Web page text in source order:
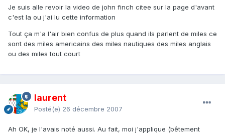
Je suis alle revoir la video de john finch citee sur la page d'avant
c'est la ou j'ai lu cette information
Tout ça m'a l'air bien confus de plus quand ils parlent de miles ce
sont des miles americains des miles nautiques des miles anglais
ou des miles tout court
laurent
Posté(e) 26 décembre 2007
Ah OK, je l'avais noté aussi. Au fait, moi j'applique (bêtement